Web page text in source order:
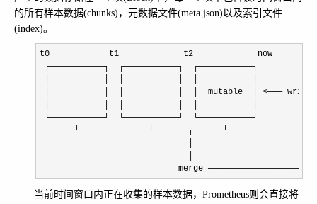
的所有样本数据(chunks)，元数据文件(meta.json)以及索引文件
(index)。
t0            t1             t2             now
┌───────────┐  ┌───────────┐  ┌───────────┐
│           │  │           │  │  mutable  │ <─── write
└───────────┘  └───────────┘
└──────────────┴───────┬──────┘
merge
当前时间窗口内正在收集的样本数据，Prometheus则会直接将